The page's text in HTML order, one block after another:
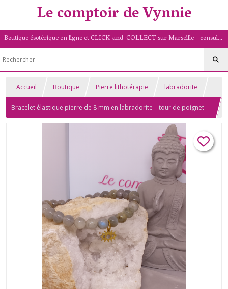
Le comptoir de Vynnie
Boutique ésotérique en ligne et CLICK-and-COLLECT sur Marseille - consultation de voyance par mail - livret numérologique (13/PACA)
Accueil Boutique Pierre lithotérapie labradorite
Bracelet élastique pierre de 8 mm en labradorite – tour de poignet